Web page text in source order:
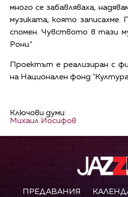
много се забавляваха,
музиката, която записахме.
спомен. Чувството в тази
Рони.“
Проектът е реализиран с
на Национален фонд
Ключови думи:
Михаил Йосифов
ПРЕДАВАНИЯ